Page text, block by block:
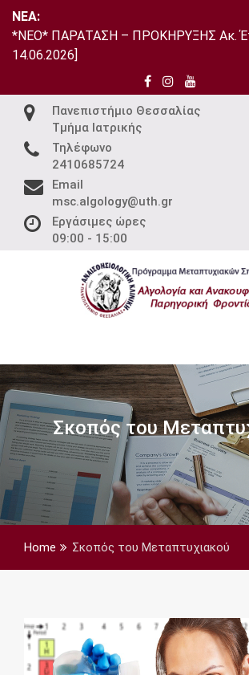
Skip
content
NEA:
*ΝΕΟ* ΠΑΡΑΤΑΣΗ – ΠΡΟΚΗΡΥΞΗΣ Ακ.
14.06.2026]
Πανεπιστήμιο Θεσσαλίας
Τμήμα Ιατρικής
Τηλέφωνο
2410685724
Email
msc.algology@uth.gr
Εργάσιμες ώρες
09:00 - 15:00
Σκοπός του
Home Σκοπός του Μεταπτυχιακού